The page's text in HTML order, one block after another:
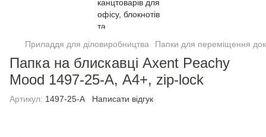
Приладдя для діловиробництва Папки для переміщення
Папка на блискавці Axent Peachy
Mood 1497-25-A, А4+, zip-lock
Артикул: 1497-25-A Написати відгук